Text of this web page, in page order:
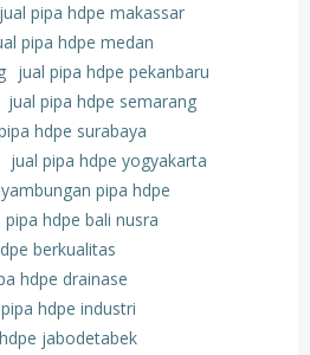
jual pipa hdpe makassar
pipa hdpe medan
jual pipa hdpe pekanbaru
jual pipa hdpe semarang
hdpe surabaya
jual pipa hdpe yogyakarta
pipa hdpe
pipa hdpe bali nusra
berkualitas
hdpe drainase
pipa hdpe industri
jabodetabek